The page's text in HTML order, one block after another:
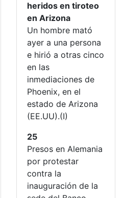
heridos en tiroteo
en Arizona
Un hombre mató
ayer a una persona
e hirió a otras cinco
en las
inmediaciones de
Phoenix, en el
estado de Arizona
(EE.UU).(I)
25
Presos en Alemania
por protestar
contra la
inauguración de la